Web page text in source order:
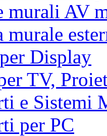
murali AV
murale
Display
TV,
e Sistemi
per PC